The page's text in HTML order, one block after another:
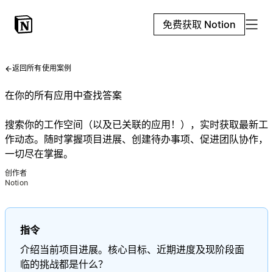
免费获取 Notion
返回所有使用案例
在你的所有应用中查找答案
搜索你的工作空间（以及已关联的应用！），实时获取最新工
作动态。随时掌握项目进展、创建待办事项、促进团队协作，
一切尽在掌握。
创作者
Notion
指令
介绍当前项目进展。核心目标、近期进度及现阶段面
临的挑战都是什么？